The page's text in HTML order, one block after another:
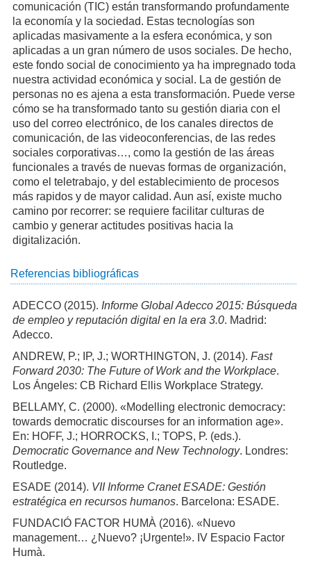
comunicación (TIC) están transformando profundamente
la economía y la sociedad. Estas tecnologías son
aplicadas masivamente a la esfera económica, y son
aplicadas a un gran número de usos sociales. De hecho,
este fondo social de conocimiento ya ha impregnado toda
nuestra actividad económica y social. La de gestión de
personas no es ajena a esta transformación. Puede verse
cómo se ha transformado tanto su gestión diaria con el
uso del correo electrónico, de los canales directos de
comunicación, de las videoconferencias, de las redes
sociales corporativas…, como la gestión de las áreas
funcionales a través de nuevas formas de organización,
como el teletrabajo, y del establecimiento de procesos
más rapidos y de mayor calidad. Aun así, existe mucho
camino por recorrer: se requiere facilitar culturas de
cambio y generar actitudes positivas hacia la
digitalización.
Referencias bibliográficas
ADECCO (2015). Informe Global Adecco 2015: Búsqueda
de empleo y reputación digital en la era 3.0. Madrid:
Adecco.
ANDREW, P.; IP, J.; WORTHINGTON, J. (2014). Fast
Forward 2030: The Future of Work and the Workplace.
Los Ángeles: CB Richard Ellis Workplace Strategy.
BELLAMY, C. (2000). «Modelling electronic democracy:
towards democratic discourses for an information age».
En: HOFF, J.; HORROCKS, I.; TOPS, P. (eds.).
Democratic Governance and New Technology. Londres:
Routledge.
ESADE (2014). VII Informe Cranet ESADE: Gestión
estratégica en recursos humanos. Barcelona: ESADE.
FUNDACIÓ FACTOR HUMÀ (2016). «Nuevo
management… ¿Nuevo? ¡Urgente!». IV Espacio Factor
Humà.